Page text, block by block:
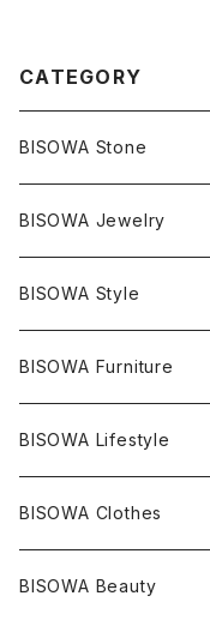
CATEGORY
BISOWA Stone
マスタークリスタル / 水晶
エレスチャル
ライトニング
石の種類別
アメジスト
アクアマリン
産地別
ヒマラヤ
ブラジル
BISOWA Jewelry
ネックレス／ペンダント
宇佐美聖子
絹麻 ~kenma~
ピアス
宇佐美聖子
Others
ブレスレット
宇佐美聖子
Others
リング
サンキャッチャー
BISOWA Style
ONE PIECE
ヘンプ
オーガニックコットン
PANTS
ヘンプ
オーガニックコットン
T-SHIRT
オーガニックコットン
leggings
BISOWA Furniture
のるすく
BISOWA Lifestyle
Music
宇佐美聖子
浄化アイテム
BISOWA Clothes
麻
BISOWA Beauty